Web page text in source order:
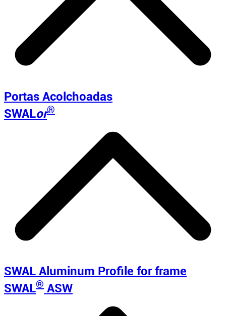
Portas Acolchoadas
SWALor®
SWAL Aluminum Profile for frame
SWAL® ASW